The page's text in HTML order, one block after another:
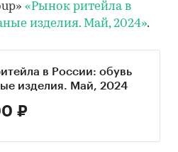
«Рынок ритейла в
изделия. Май, 2024».
в России: обувь
изделия. Май, 2024
₽